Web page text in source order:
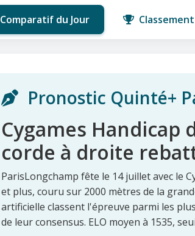
Comparatif du Jour
Pronostic Quinté+
Cygames Handicap
corde à droite
ParisLongchamp fête le 14 juillet avec le
et plus, couru sur 2000 mètres de la
artificielle classent l'épreuve parmi les
de leur consensus. ELO moyen à 1535,